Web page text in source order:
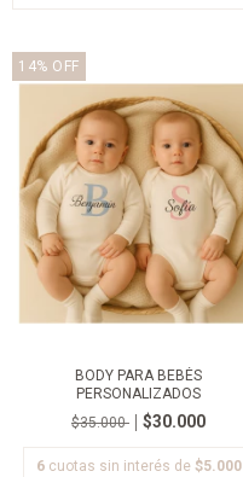
14% OFF
BODY PARA BEBÉS
PERSONALIZADOS
$35.000
$30.000
6 cuotas sin interés de $5.000